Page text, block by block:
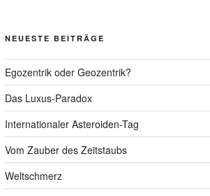
NEUESTE BEITRÄGE
Egozentrik oder Geozentrik?
Das Luxus-Paradox
Internationaler Asteroiden-Tag
Vom Zauber des Zeitstaubs
Weltschmerz